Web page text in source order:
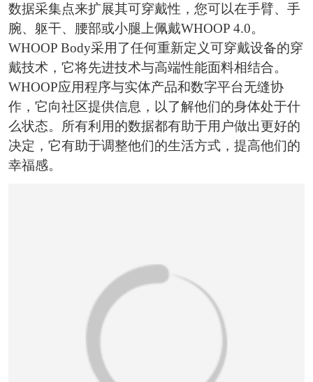
数据采集点来扩展其可穿戴性，您可以在手臂、手
腕、躯干、腰部或小腿上佩戴WHOOP 4.0。
WHOOP Body采用了任何重新定义可穿戴设备的穿
戴技术，它将先进技术与高端性能面料相结合。
WHOOP应用程序与实体产品和数字平台无缝协
作，它向社区提供信息，以了解他们的身体处于什
么状态。所有利用的数据都有助于用户做出更好的
决定，它有助于调整他们的生活方式，提高他们的
幸福感。